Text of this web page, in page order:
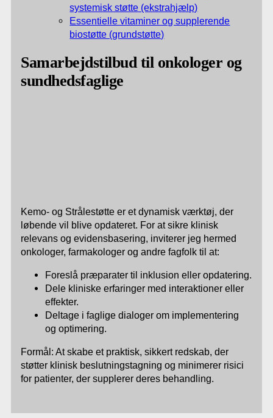
systemisk støtte (ekstrahjælp)
Essentielle vitaminer og supplerende
biostøtte (grundstøtte)
Samarbejdstilbud til onkologer og
sundhedsfaglige
Kemo- og Strålestøtte er et dynamisk værktøj, der
løbende vil blive opdateret. For at sikre klinisk
relevans og evidensbasering, inviterer jeg hermed
onkologer, farmakologer og andre fagfolk til at:
Foreslå præparater til inklusion eller opdatering.
Dele kliniske erfaringer med interaktioner eller
effekter.
Deltage i faglige dialoger om implementering
og optimering.
Formål: At skabe et praktisk, sikkert redskab, der
støtter klinisk beslutningstagning og minimerer risici
for patienter, der supplerer deres behandling.